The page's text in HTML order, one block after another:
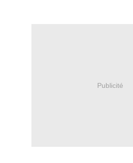
Publicité